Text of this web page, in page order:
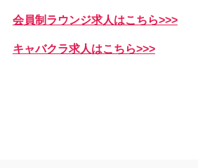
会員制ラウンジ求人はこちら>>>
キャバクラ求人はこちら>>>